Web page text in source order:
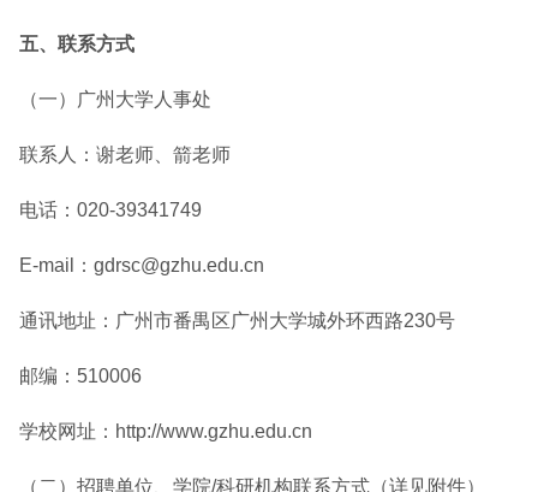
五、联系方式
（一）广州大学人事处
联系人：谢老师、箭老师
电话：020-39341749
E-mail：gdrsc@gzhu.edu.cn
通讯地址：广州市番禺区广州大学城外环西路230号
邮编：510006
学校网址：http://www.gzhu.edu.cn
（二）招聘单位、学院/科研机构联系方式（详见附件）